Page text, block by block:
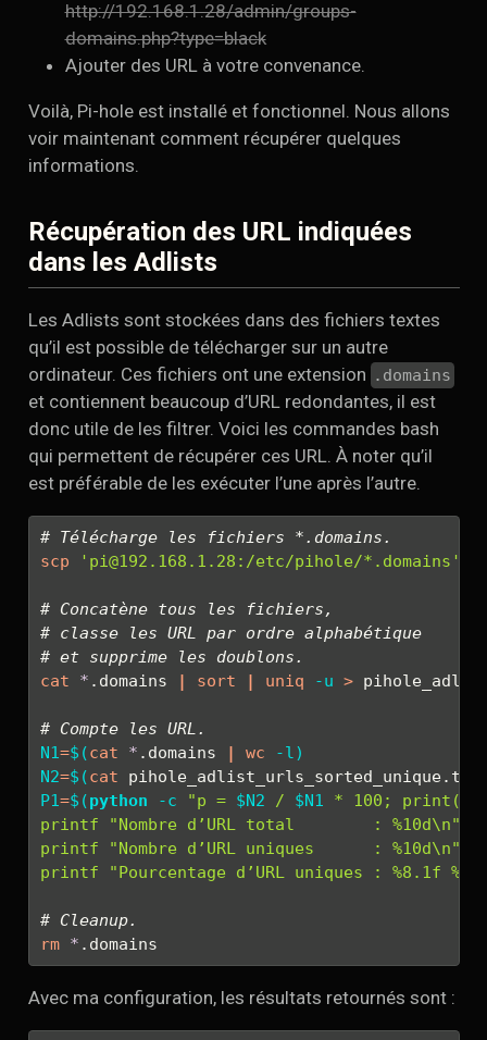
http://192.168.1.28/admin/groups-
domains.php?type=black
Ajouter des URL à votre convenance.
Voilà, Pi-hole est installé et fonctionnel. Nous allons
voir maintenant comment récupérer quelques
informations.
Récupération des URL indiquées
dans les Adlists
Les Adlists sont stockées dans des fichiers textes
qu’il est possible de télécharger sur un autre
ordinateur. Ces fichiers ont une extension .domains
et contiennent beaucoup d’URL redondantes, il est
donc utile de les filtrer. Voici les commandes bash
qui permettent de récupérer ces URL. À noter qu’il
est préférable de les exécuter l’une après l’autre.
# Télécharge les fichiers *.domains.
scp
'pi@192.168.1.28:/etc/pihole/*.domains'
# Concatène tous les fichiers,
# classe les URL par ordre alphabétique
# et supprime les doublons.
cat
* .domains | sort | uniq -u >
# Compte les URL.
N1=$(cat * .domains | wc -l)
N2=$(cat
P1=$(python -c "p = $N2 / $N1 * 100;
printf
"Nombre d’URL total        : %10d\n"
printf
"Nombre d’URL uniques      : %10d\n"
printf
"Pourcentage d’URL uniques : %8.1f
# Cleanup.
rm * .domains
Avec ma configuration, les résultats retournés sont :